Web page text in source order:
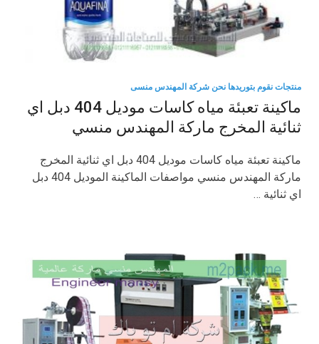
منتجات نقوم بتوريدها نحن شركة المهندس منسى
ماكينة تعبئة مياه كاسات موديل 404 دبل اي
ثنائية المخرج ماركة المهندس منسي
ماكينة تعبئة مياه كاسات موديل 404 دبل اي ثنائية المخرج
ماركة المهندس منسي مواصفات الماكينة الموديل 404 دبل
اي ثنائية …